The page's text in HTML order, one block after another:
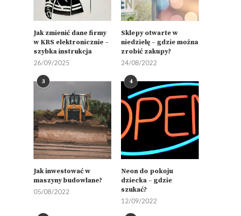
Jak zmienić dane firmy
w KRS elektronicznie –
szybka instrukcja
26/09/2025
Sklepy otwarte w
niedzielę – gdzie można
zrobić zakupy?
24/08/2022
3
Jak inwestować w
maszyny budowlane?
05/08/2022
4
Neon do pokoju
dziecka – gdzie
szukać?
12/09/2022